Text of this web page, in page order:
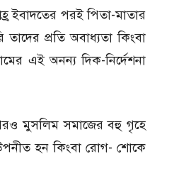
ইবাদতের পরই পিতা-মাতার
প্রতি অবাধ্যতা কিংবা
এই অনন্য দিক-নির্দেশনা
মুসলিম সমাজের বহু গৃহে
হন কিংবা রোগ- শোকে